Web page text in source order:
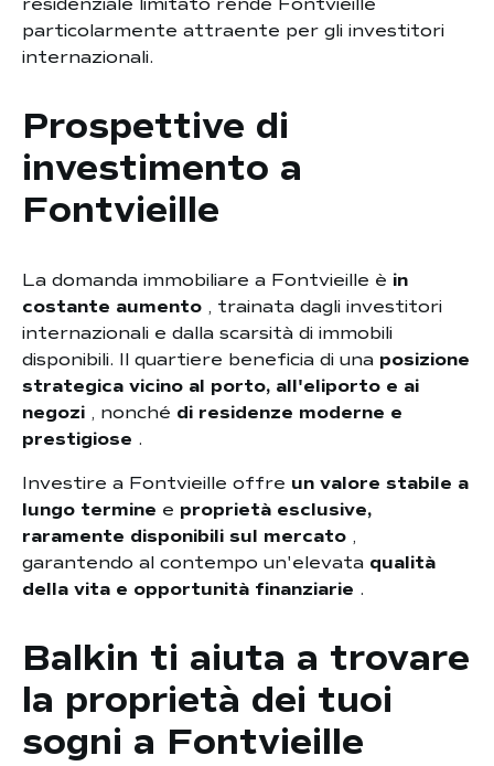
residenziale limitato rende Fontvieille
particolarmente attraente per gli investitori
internazionali.
Prospettive di
investimento a
Fontvieille
La domanda immobiliare a Fontvieille è in
costante aumento , trainata dagli investitori
internazionali e dalla scarsità di immobili
disponibili. Il quartiere beneficia di una posizione
strategica vicino al porto, all'eliporto e ai
negozi , nonché di residenze moderne e
prestigiose .
Investire a Fontvieille offre un valore stabile a
lungo termine e proprietà esclusive,
raramente disponibili sul mercato ,
garantendo al contempo un'elevata qualità
della vita e opportunità finanziarie .
Balkin ti aiuta a trovare
la proprietà dei tuoi
sogni a Fontvieille